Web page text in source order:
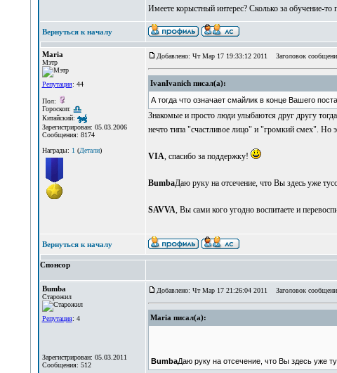
Имеете корыстный интерес? Сколько за обучение-то
Вернуться к началу
Maria
Мэтр
Репутация: 44
Пол:
Гороскоп:
Китайский:
Зарегистрирован: 05.03.2006
Сообщения: 8174
Награды: 1(Детали)
Добавлено: Чт Мар 17 19:33:12 2011 Заголовок
IvanIvanich писал(а):
А тогда что означает смайлик в конце Вашего
Знакомые и просто люди улыбаются друг другу
нечто типа "счастливое лицо" и "громкий смех". Но
VIA, спасибо за поддержку!
BumbаДaю руку на отсечение, что Вы здесь уже
SAVVA, Вы сами кого угодно воспитаете и
Вернуться к началу
Спонсор
Bumba
Старожил
Репутация: 4
Зарегистрирован: 05.03.2011
Сообщения: 512
Добавлено: Чт Мар 17 21:26:04 2011 Заголовок
Maria писал(а):
BumbаДaю руку на отсечение, что Вы здесь уже